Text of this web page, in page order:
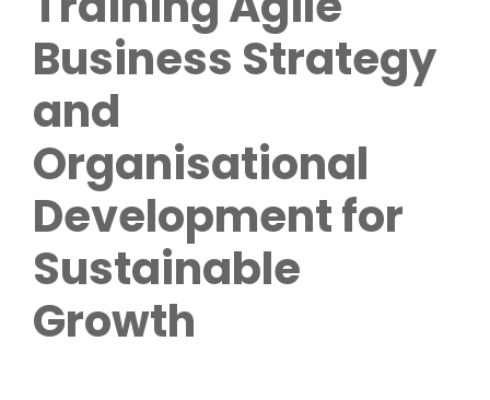
Business Strategy
and
Organisational
Development for
Sustainable
Growth